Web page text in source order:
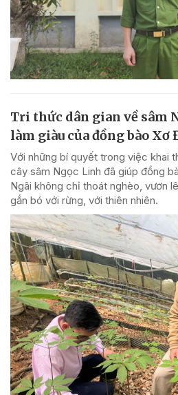
Tri thức dân gian về sâm
làm giàu của đồng bào Xơ
Với những bí quyết trong việc khai
cây sâm Ngọc Linh đã giúp đồng
Ngãi không chỉ thoát nghèo, vươn
gắn bó với rừng, với thiên nhiên.